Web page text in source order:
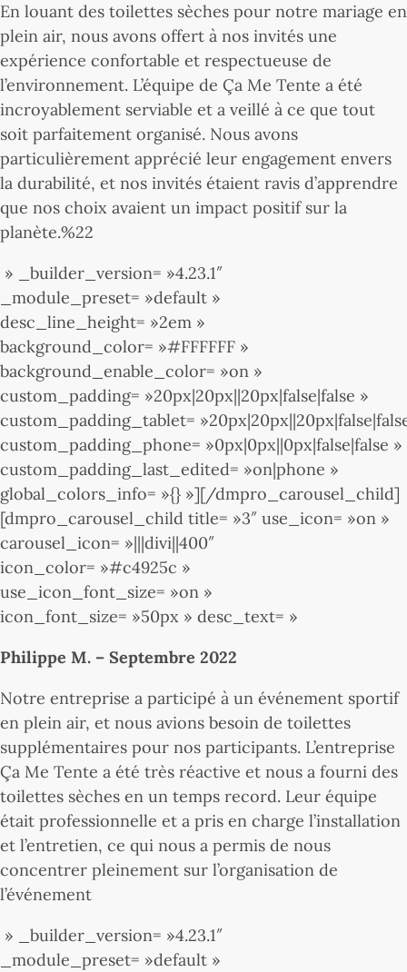
En louant des toilettes sèches pour notre mariage en
plein air, nous avons offert à nos invités une
expérience confortable et respectueuse de
l’environnement. L’équipe de Ça Me Tente a été
incroyablement serviable et a veillé à ce que tout
soit parfaitement organisé. Nous avons
particulièrement apprécié leur engagement envers
la durabilité, et nos invités étaient ravis d’apprendre
que nos choix avaient un impact positif sur la
planète.%22
» _builder_version= »4.23.1″
_module_preset= »default »
desc_line_height= »2em »
background_color= »#FFFFFF »
background_enable_color= »on »
custom_padding= »20px|20px||20px|false|false »
custom_padding_tablet=
custom_padding_phone= »0px|0px||0px|false|false »
custom_padding_last_edited= »on|phone »
global_colors_info= »{} »][/dmpro_carousel_child]
[dmpro_carousel_child title= »3″ use_icon= »on »
carousel_icon= »|||divi||400″
icon_color= »#c4925c »
use_icon_font_size= »on »
icon_font_size= »50px » desc_text= »
Philippe M. – Septembre 2022
Notre entreprise a participé à un événement sportif
en plein air, et nous avions besoin de toilettes
supplémentaires pour nos participants. L’entreprise
Ça Me Tente a été très réactive et nous a fourni des
toilettes sèches en un temps record. Leur équipe
était professionnelle et a pris en charge l’installation
et l’entretien, ce qui nous a permis de nous
concentrer pleinement sur l’organisation de
l’événement
» _builder_version= »4.23.1″
_module_preset= »default »